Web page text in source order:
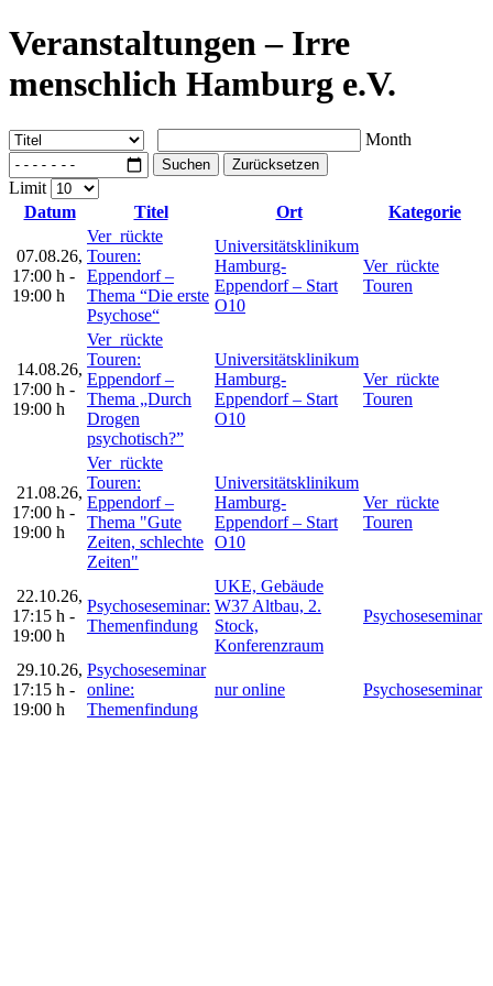
Veranstaltungen – Irre
menschlich Hamburg e.V.
Month
Suchen Zurücksetzen
Limit
Datum
Titel Ort Kategorie
07.08.26,
17:00 h -
19:00 h
Ver_rückte
Touren:
Eppendorf –
Thema “Die erste
Psychose“
Universitätsklinikum
Hamburg-
Eppendorf – Start
O10
Ver_rückte
Touren
14.08.26,
17:00 h -
19:00 h
Ver_rückte
Touren:
Eppendorf –
Thema „Durch
Drogen
psychotisch?”
Universitätsklinikum
Hamburg-
Eppendorf – Start
O10
Ver_rückte
Touren
21.08.26,
17:00 h -
19:00 h
Ver_rückte
Touren:
Eppendorf –
Thema "Gute
Zeiten, schlechte
Zeiten"
Universitätsklinikum
Hamburg-
Eppendorf – Start
O10
Ver_rückte
Touren
22.10.26,
17:15 h -
19:00 h
Psychoseseminar:
Themenfindung
UKE, Gebäude
W37 Altbau, 2.
Stock,
Konferenzraum
Psychoseseminar
29.10.26,
17:15 h -
19:00 h
Psychoseseminar
online:
Themenfindung
nur online Psychoseseminar